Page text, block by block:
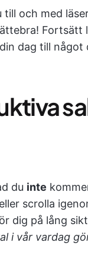
till och med
dag till något
du inte
scrolla
dig på lång
i vår vardag